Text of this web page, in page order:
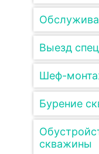
Выезд
Шеф-
Бурение
скважины